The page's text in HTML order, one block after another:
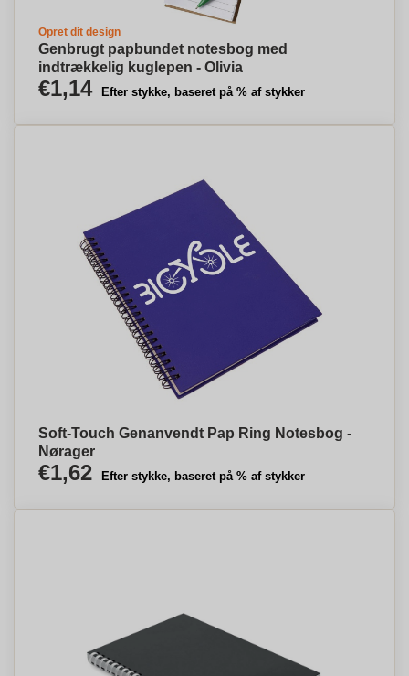
Opret dit design
Genbrugt papbundet notesbog med
indtrækkelig kuglepen - Olivia
€1,14 Efter stykke, baseret på % af stykker
Soft-Touch Genanvendt Pap Ring Notesbog -
Nørager
€1,62 Efter stykke, baseret på % af stykker